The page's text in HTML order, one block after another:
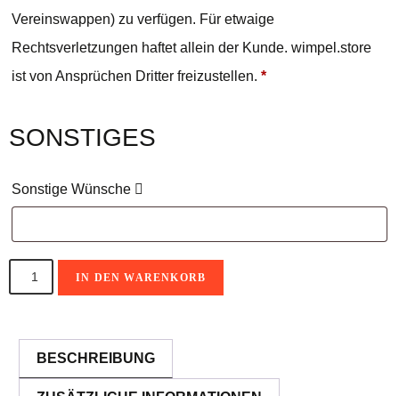
Vereinswappen) zu verfügen. Für etwaige
Rechtsverletzungen haftet allein der Kunde. wimpel.store
ist von Ansprüchen Dritter freizustellen. *
SONSTIGES
Sonstige Wünsche
IN DEN WARENKORB
BESCHREIBUNG